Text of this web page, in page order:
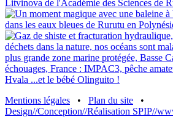
Mentions légales • Plan du site
•
Design//Conception//Réalisation SPIP//